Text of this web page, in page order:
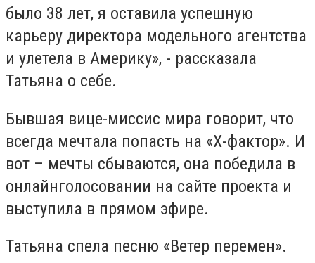
было 38 лет, я оставила успешную
карьеру директора модельного агентства
и улетела в Америку», - рассказала
Татьяна о себе.
Бывшая вице-миссис мира говорит, что
всегда мечтала попасть на «Х-фактор». И
вот – мечты сбываются, она победила в
онлайнголосовании на сайте проекта и
выступила в прямом эфире.
Татьяна спела песню «Ветер перемен».